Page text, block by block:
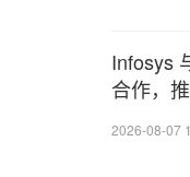
Infosys
合作，
2026-08-07